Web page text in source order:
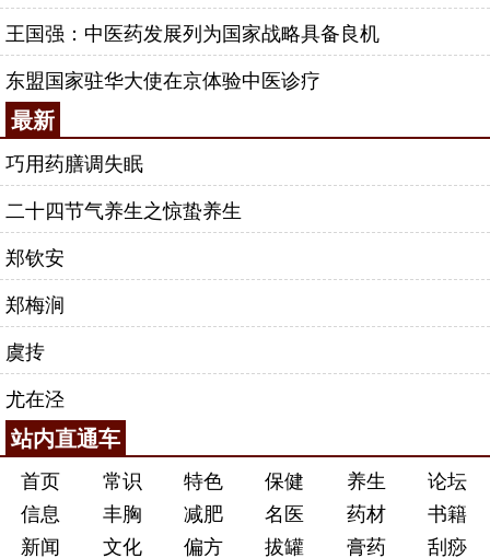
王国强：中医药发展列为国家战略具备良机
东盟国家驻华大使在京体验中医诊疗
最新
巧用药膳调失眠
二十四节气养生之惊蛰养生
郑钦安
郑梅涧
虞抟
尤在泾
站内直通车
首页 常识 特色 保健 养生
论坛
信息
丰胸 减肥 名医 药材
书籍
新闻
文化 偏方 拔罐 膏药 刮痧